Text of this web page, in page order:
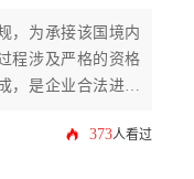
，为承接该国境内
程涉及严格的资格
，是企业合法进入
373人看过